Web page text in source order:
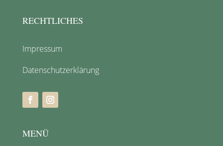
RECHTLICHES
Impressum
Datenschutzerklärung
MENÜ